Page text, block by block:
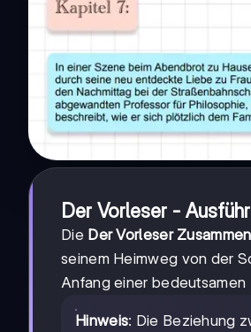
Der Vorleser -
Die Der Vorleser
seinem Heimweg von der
Anfang einer
Hinweis: Die Beziehung